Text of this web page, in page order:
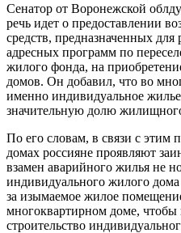
Сенатор от Воронежской
речь идет о предоставлении
средств, предназначенных
адресных программ по
жилого фонда, на
домов. Он добавил, что во
именно индивидуальное жилье
значительную долю
По его словам, в связи с
домах россияне проявляют
взамен аварийного жилья не
индивидуального жилого
за изымаемое жилое
многоквартирном доме, чтобы
строительство